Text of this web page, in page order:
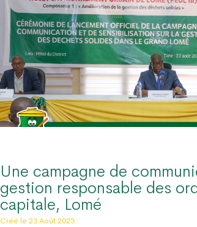
Une campagne de
gestion responsable des
capitale, Lomé
Créé le 23 Août 2023